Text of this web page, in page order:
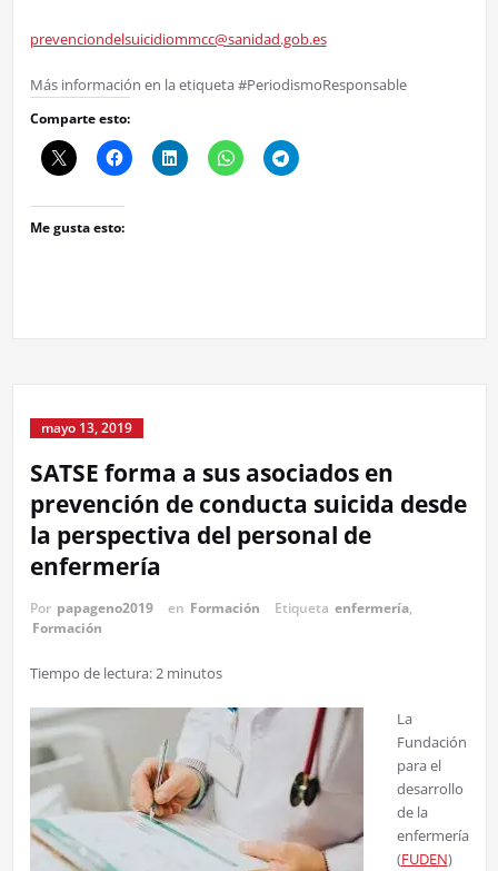
prevenciondelsuicidiommcc@sanidad.gob.es
Más información en la etiqueta #PeriodismoResponsable
Comparte esto:
Me gusta esto:
mayo 13, 2019
SATSE forma a sus asociados en
prevención de conducta suicida desde
la perspectiva del personal de
enfermería
Por papageno2019 en Formación Etiqueta enfermería,
Formación
Tiempo de lectura:2 minutos
La
Fundación
para el
desarrollo
de la
enfermería
(FUDEN)